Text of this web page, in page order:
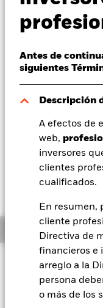
Antes de
siguientes
Descripción
A efectos de
web,
inversores
clientes
cualificados.
En resumen,
cliente
Directiva de
financieros e
arreglo a la
persona
o más de los
Educación
Profesionales
España
Change location
BlackRock
iShares
Nuestra compañía
CHF 104,64
Variación del valor
CHF -0,08 (-
Filosofía de
Il Fondo punta a
dall’investimento